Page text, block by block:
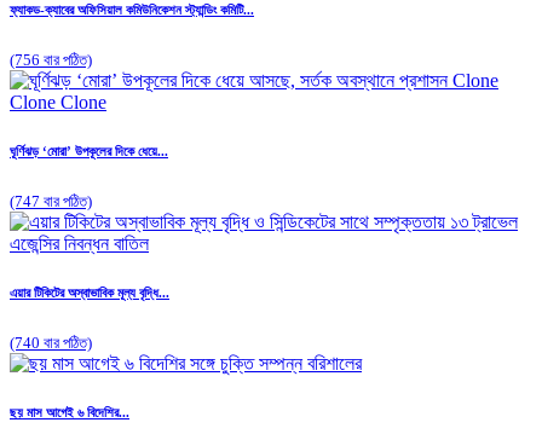
ফ্যাকড-ক্যাবের অফিসিয়াল কমিউনিকেশন স্ট্যান্ডিং কমিটি...
(756 বার পঠিত)
ঘূর্ণিঝড় ‘মোরা’ উপকূলের দিকে ধেয়ে...
(747 বার পঠিত)
এয়ার টিকিটের অস্বাভাবিক মূল্য বৃদ্ধি...
(740 বার পঠিত)
ছয় মাস আগেই ৬ বিদেশির...